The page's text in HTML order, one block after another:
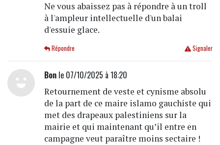
Ne vous abaissez pas à répondre à un troll
à l'ampleur intellectuelle d'un balai
d'essuie glace.
Signaler
Répondre
Bonle 07/10/2025 à 18:20
Retournement de veste et cynisme absolu
de la part de ce maire islamo gauchiste qui
met des drapeaux palestiniens sur la
mairie et qui maintenant qu’il entre en
campagne veut paraître moins sectaire !